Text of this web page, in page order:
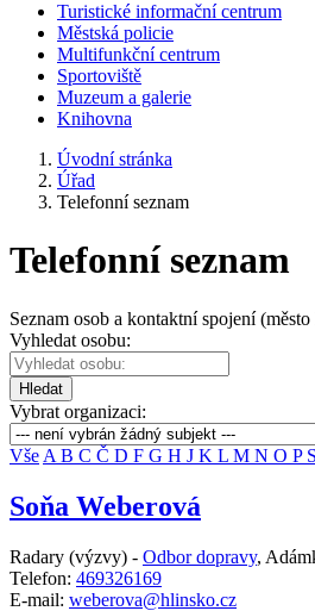
Turistické informační centrum
Městská policie
Multifunkční centrum
Sportoviště
Muzeum a galerie
Knihovna
Úvodní stránka
Úřad
Telefonní seznam
Telefonní seznam
Seznam osob a kontaktní spojení
Vyhledat osobu:
Hledat
Vybrat organizaci:
Vše A B C Č D F G H J K L M N O P S
Soňa Weberová
Radary (výzvy) - Odbor dopravy,
Telefon: 469326169
E-mail: weberova@hlinsko.cz